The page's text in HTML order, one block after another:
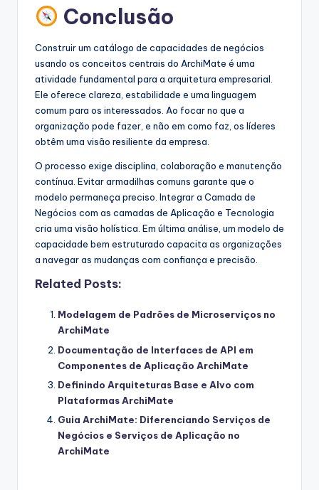
Conclusão
Construir um catálogo de capacidades de negócios
usando os conceitos centrais do ArchiMate é uma
atividade fundamental para a arquitetura empresarial.
Ele oferece clareza, estabilidade e uma linguagem
comum para os interessados. Ao focar no que a
organização pode fazer, e não em como faz, os líderes
obtêm uma visão resiliente da empresa.
O processo exige disciplina, colaboração e manutenção
contínua. Evitar armadilhas comuns garante que o
modelo permaneça preciso. Integrar a Camada de
Negócios com as camadas de Aplicação e Tecnologia
cria uma visão holística. Em última análise, um modelo de
capacidade bem estruturado capacita as organizações
a navegar as mudanças com confiança e precisão.
Related Posts:
Modelagem de Padrões de Microserviços no
ArchiMate
Documentação de Interfaces de API em
Componentes de Aplicação ArchiMate
Definindo Arquiteturas Base e Alvo com
Plataformas ArchiMate
Guia ArchiMate: Diferenciando Serviços de
Negócios e Serviços de Aplicação no
ArchiMate